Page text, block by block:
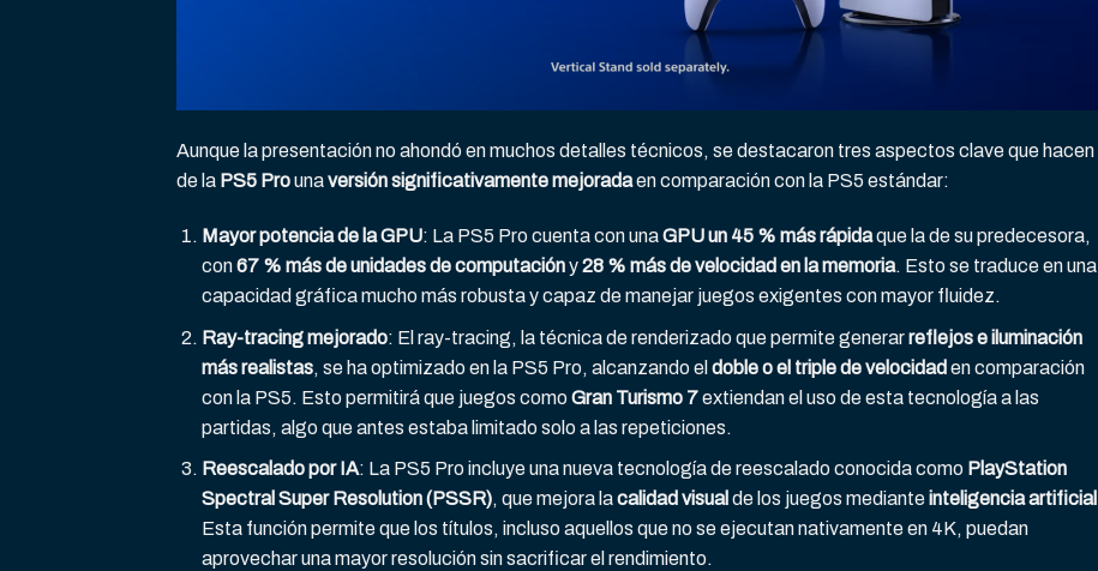
Aunque la presentación no ahondó en muchos detalles técnicos, se destacaron tres aspectos clave que hacen
de la PS5 Prounaversión significativamente mejoradaen comparación con la PS5 estándar:
Mayor potencia de la GPU: La PS5 Pro cuenta con unaGPU un 45 % más rápidaque la de su predecesora,
con67 % más de unidades de computacióny28 % más de velocidad en la memoria. Esto se traduce en una
capacidad gráfica mucho más robusta y capaz de manejar juegos exigentes con mayor fluidez.
Ray-tracing mejorado: El ray-tracing, la técnica de renderizado que permite generarreflejos e iluminación
más realistas, se ha optimizado en la PS5 Pro, alcanzando el doble o el triple de velocidad en comparación
con la PS5. Esto permitirá que juegos comoGran Turismo 7extiendan el uso de esta tecnología a las
partidas, algo que antes estaba limitado solo a las repeticiones.
Reescalado por IA: La PS5 Pro incluye una nueva tecnología de reescalado conocida como PlayStation
Spectral Super Resolution (PSSR), que mejora lacalidad visual de los juegos medianteinteligencia artificial
Esta función permite que los títulos, incluso aquellos que no se ejecutan nativamente en 4K, puedan
aprovechar una mayor resolución sin sacrificar el rendimiento.